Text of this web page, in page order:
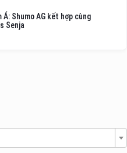
Shumo AG kết hợp cùng
Senja